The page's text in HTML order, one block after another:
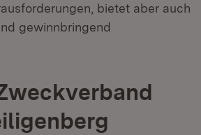
bietet aber auch
gewinnbringend